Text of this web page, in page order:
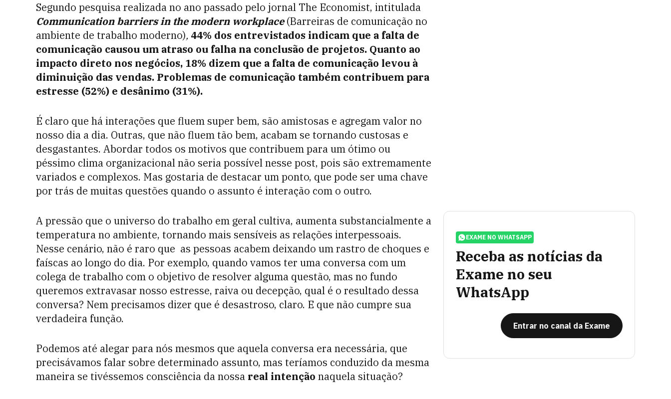
Segundo pesquisa realizada no ano passado pelo jornal The Economist, intitulada
Communication barriers in the modern workplace(Barreiras de comunicação no
ambiente de trabalho moderno), 44% dos entrevistados indicam que a falta de
comunicação causou um atraso ou falha na conclusão de projetos. Quanto ao
impacto direto nos negócios, 18% dizem que a falta de comunicação levou à
diminuição das vendas. Problemas de comunicação também contribuem para
estresse (52%) e desânimo (31%).
É claro que há interações que fluem super bem, são amistosas e agregam valor no
nosso dia a dia. Outras, que não fluem tão bem, acabam se tornando custosas e
desgastantes. Abordar todos os motivos que contribuem para um ótimo ou
péssimo clima organizacional não seria possível nesse post, pois são extremamente
variados e complexos. Mas gostaria de destacar um ponto, que pode ser uma chave
por trás de muitas questões quando o assunto é interação com o outro.
A pressão que o universo do trabalho em geral cultiva, aumenta substancialmente a
temperatura no ambiente, tornando mais sensíveis as relações interpessoais.
Nesse cenário, não é raro que as pessoas acabem deixando um rastro de choques e
faíscas ao longo do dia. Por exemplo, quando vamos ter uma conversa com um
colega de trabalho com o objetivo de resolver alguma questão, mas no fundo
queremos extravasar nosso estresse, raiva ou decepção, qual é o resultado dessa
conversa? Nem precisamos dizer que é desastroso, claro. E que não cumpre sua
verdadeira função.
Podemos até alegar para nós mesmos que aquela conversa era necessária, que
precisávamos falar sobre determinado assunto, mas teríamos conduzido da mesma
maneira se tivéssemos consciência da nossa real intenção naquela situação?
EXAME NO WHATSAPP
Receba as notícias da
Exame no seu
WhatsApp
Entrar no canal da Exame